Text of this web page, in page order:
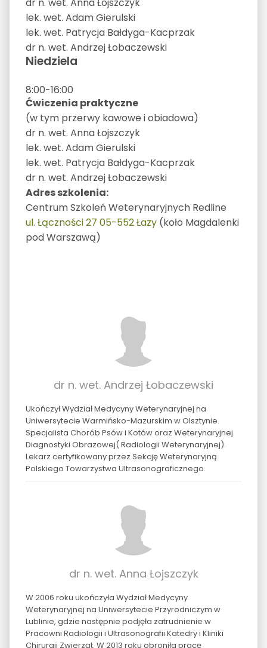
lek. wet. Adam Gierulski
lek. wet. Patrycja Bałdyga-Kacprzak
dr n. wet. Andrzej Łobaczewski
Niedziela
8:00-16:00
Ćwiczenia praktyczne
(w tym przerwy kawowe i obiadowa)
dr n. wet. Anna Łojszczyk
lek. wet. Adam Gierulski
lek. wet. Patrycja Bałdyga-Kacprzak
dr n. wet. Andrzej Łobaczewski
Adres szkolenia:
Centrum Szkoleń Weterynaryjnych Redline
ul. Łączności 27 05-552 Łazy (koło Magdalenki
pod Warszawą)
dr n. wet. Andrzej Łobaczewski
Ukończył Wydział Medycyny Weterynaryjnej na
Uniwersytecie Warmińsko-Mazurskim w Olsztynie.
Specjalista Chorób Psów i Kotów oraz Weterynaryjnej
Diagnostyki Obrazowej( Radiologii Weterynaryjnej).
Lekarz certyfikowany przez Sekcję Weterynaryjną
Polskiego Towarzystwa Ultrasonograficznego.
dr n. wet. Anna Łojszczyk
W 2006 roku ukończyła Wydział Medycyny
Weterynaryjnej na Uniwersytecie Przyrodniczym w
Lublinie, gdzie następnie podjęła zatrudnienie w
Pracowni Radiologii i Ultrasonografii Katedry i Kliniki
Chirurgii Zwierząt. W 2013 roku obroniła pracę